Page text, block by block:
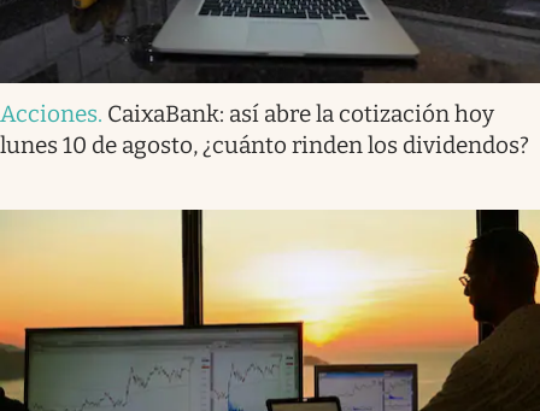
Acciones. CaixaBank: así abre la cotización hoy
lunes 10 de agosto, ¿cuánto rinden los dividendos?